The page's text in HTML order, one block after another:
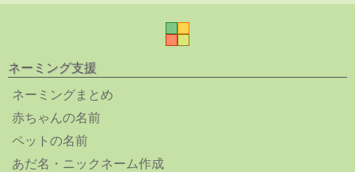
ネーミング支援
ネーミングまとめ
赤ちゃんの名前
ペットの名前
あだ名・ニックネーム作成